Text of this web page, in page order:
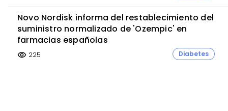
Novo Nordisk informa del restablecimiento del
suministro normalizado de 'Ozempic' en
farmacias españolas
visibility 225 Diabetes